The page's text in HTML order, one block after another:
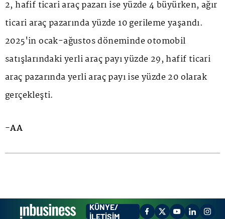
2, hafif ticari araç pazarı ise yüzde 4 büyürken, ağır
ticari araç pazarında yüzde 10 gerileme yaşandı.
2025'in ocak-ağustos döneminde otomobil
satışlarındaki yerli araç payı yüzde 29, hafif ticari
araç pazarında yerli araç payı ise yüzde 20 olarak
gerçekleşti.
-AA
KÜNYE/
İLETİŞİM